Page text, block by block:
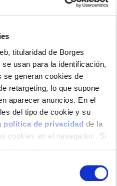
titularidad de Borges
usan para la identificación,
se generan cookies de
retargeting, lo que supone
aparecer anuncios. En el
del tipo de cookie y su
política de privacidad de la
cookies en el navegador. Si
de analytics, Google
de navegación que no le
en la cocina, así
tartas, flanes, galletas,
También puedes usarlo
a modo de
o bien añadirlo en